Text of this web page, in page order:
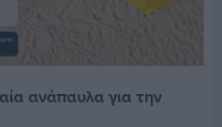
ανάπαυλα για την